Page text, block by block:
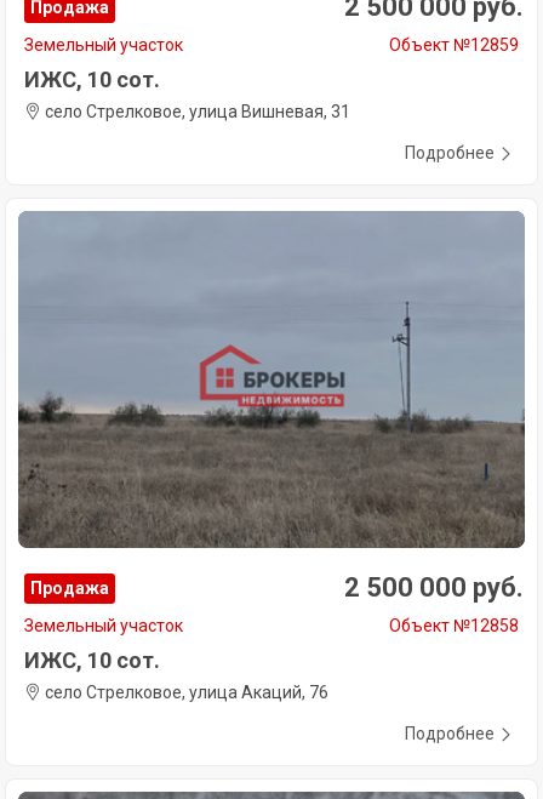
Продажа 2 500 000 руб.
Земельный участок Объект №12859
ИЖС, 10 сот.
село Стрелковое, улица Вишневая, 31
Подробнее
Продажа 2 500 000 руб.
Земельный участок Объект №12858
ИЖС, 10 сот.
село Стрелковое, улица Акаций, 76
Подробнее